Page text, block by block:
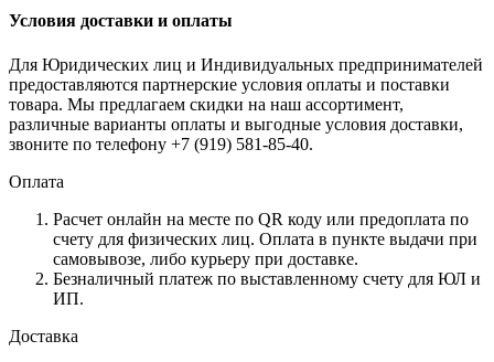
Условия доставки и оплаты
Для Юридических лиц и Индивидуальных предпринимателей
предоставляются партнерские условия оплаты и поставки
товара. Мы предлагаем скидки на наш ассортимент,
различные варианты оплаты и выгодные условия доставки,
звоните по телефону +7 (919) 581-85-40.
Оплата
Расчет онлайн на месте по QR коду или предоплата по
счету для физических лиц. Оплата в пункте выдачи при
самовывозе, либо курьеру при доставке.
Безналичный платеж по выставленному счету для ЮЛ и
ИП.
Доставка